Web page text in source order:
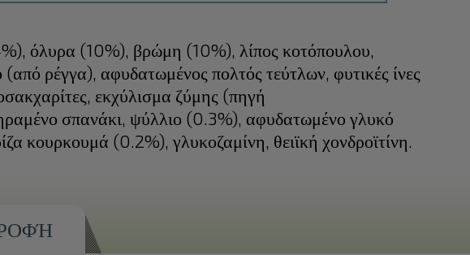
όλυρα (10%), βρώμη (10%), λίπος κοτόπουλου,
ρέγγα), αφυδατωμένος πολτός τεύτλων, φυτικές ίνες
εκχύλισμα ζύμης (πηγή
σπανάκι, ψύλλιο (0.3%), αφυδατωμένο γλυκό
κουρκουμά (0.2%), γλυκοζαμίνη, θειϊκή χονδροϊτίνη.